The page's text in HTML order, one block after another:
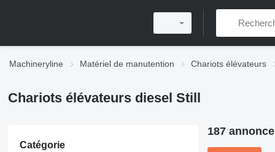
Machineryline Matériel de manutention Chariots élévateurs
Chariots élévateurs diesel Still
Catégorie
187